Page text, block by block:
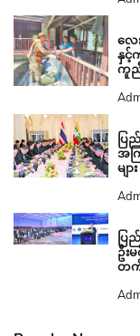
လေ
နှင့်
ကူညီ
ပြ
အက
မျ
ပြ
ဦး
တက်